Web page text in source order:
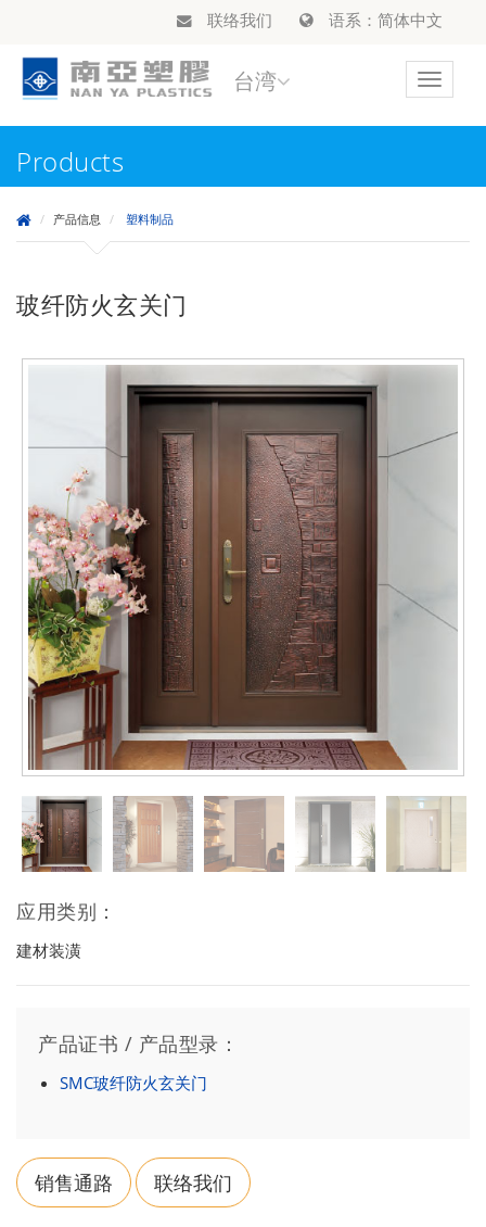
联络我们 语系：简体中文
Toggle
台湾
Products
产品信息 塑料制品
玻纤防火玄关门
应用类别：
建材装潢
产品证书 / 产品型录：
SMC玻纤防火玄关门
销售通路 联络我们